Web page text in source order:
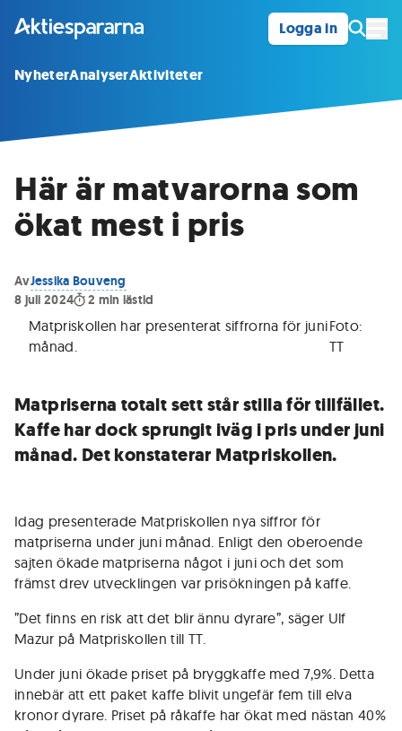
Logga in
NyheterAnalyserAktiviteter
Här är matvarorna som
ökat mest i pris
AvJessika Bouveng
8 juli 2024
2 min lästid
Matpriskollen har presenterat siffrorna för juni
månad.
Foto:
TT
Matpriserna totalt sett står stilla för tillfället.
Kaffe har dock sprungit iväg i pris under juni
månad. Det konstaterar Matpriskollen.
Idag presenterade Matpriskollen nya siffror för
matpriserna under juni månad. Enligt den oberoende
sajten ökade matpriserna något i juni och det som
främst drev utvecklingen var prisökningen på kaffe.
”Det finns en risk att det blir ännu dyrare”, säger Ulf
Mazur på Matpriskollen till TT.
Under juni ökade priset på bryggkaffe med 7,9%. Detta
innebär att ett paket kaffe blivit ungefär fem till elva
kronor dyrare. Priset på råkaffe har ökat med nästan 40%